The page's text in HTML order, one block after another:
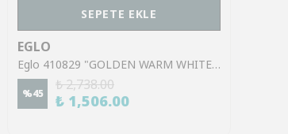
SEPETE EKLE
EGLO
Eglo 410829 "GOLDEN WARM WHITE" 120 Ledli Dekoratif Aydınlatma 200Cm Yüksekliğinde 130Cm Uzunluğunda 2000K Perde Aydınlatma
%45
₺ 2,738.00
₺ 1,506.00